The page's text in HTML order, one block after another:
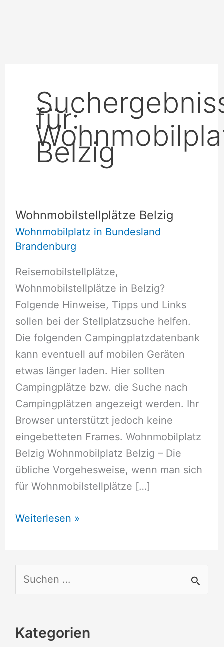
für:
Belzig
Wohnmobilstellplätze Belzig
Wohnmobilplatz in Bundesland
Brandenburg
Reisemobilstellplätze,
Wohnmobilstellplätze in Belzig?
Folgende Hinweise, Tipps und Links
sollen bei der Stellplatzsuche helfen.
Die folgenden Campingplatzdatenbank
kann eventuell auf mobilen Geräten
etwas länger laden. Hier sollten
Campingplätze bzw. die Suche nach
Campingplätzen angezeigt werden. Ihr
Browser unterstützt jedoch keine
eingebetteten Frames. Wohnmobilplatz
Belzig Wohnmobilplatz Belzig – Die
übliche Vorgehesweise, wenn man sich
für Wohnmobilstellplätze […]
Wohnmobilstellplätze
Weiterlesen »
u
h
Kategorien